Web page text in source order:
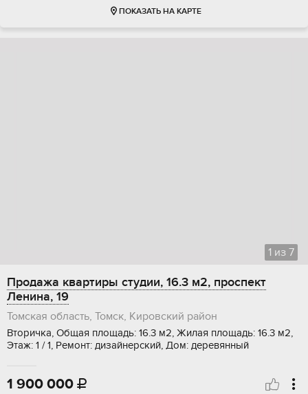
ПОКАЗАТЬ НА КАРТЕ
1 из 7
Продажа квартиры студии, 16.3 м2, проспект
Ленина, 19
Томская область, Томск, Кировский район
Вторичка, Общая площадь: 16.3 м2, Жилая площадь: 16.3 м2,
Этаж: 1 / 1, Ремонт: дизайнерский, Дом: деревянный
1 900 000 